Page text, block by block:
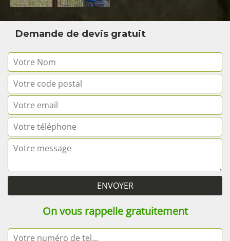
Demande de devis gratuit
On vous rappelle gratuitement